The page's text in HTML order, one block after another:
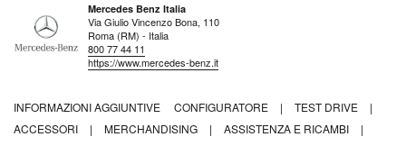
Mercedes Benz Italia
Via Giulio Vincenzo Bona, 110
Roma (RM) - Italia
800 77 44 11
https://www.mercedes-benz.it
INFORMAZIONI AGGIUNTIVE CONFIGURATORE | TEST DRIVE
|
ACCESSORI
| MERCHANDISING | ASSISTENZA E RICAMBI
|